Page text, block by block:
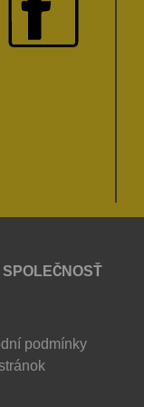
podmínky